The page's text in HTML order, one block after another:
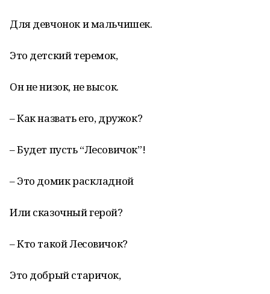
Для девчонок и мальчишек.
Это детский теремок,
Он не низок, не высок.
– Как назвать его, дружок?
– Будет пусть “Лесовичок”!
– Это домик раскладной
Или сказочный герой?
– Кто такой Лесовичок?
Это добрый старичок,